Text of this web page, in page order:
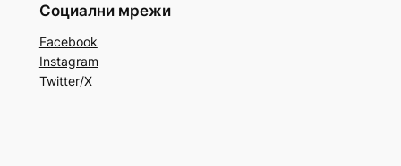
Социални мрежи
Facebook
Instagram
Twitter/X